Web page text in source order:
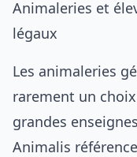
Animaleries et
légaux
Les animaleries
rarement un
grandes
Animalis